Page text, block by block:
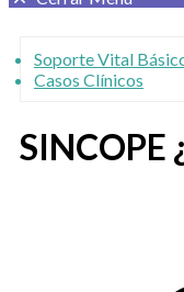
Soporte Vital
Casos Clínicos
SINCOPE